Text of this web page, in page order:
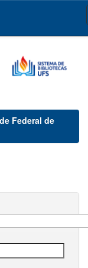
Federal de